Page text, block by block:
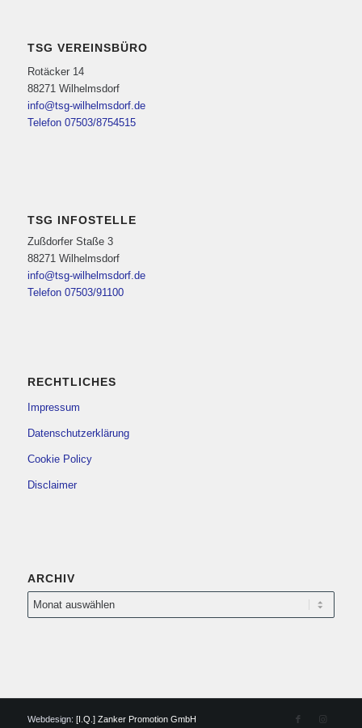
TSG VEREINSBÜRO
Rotäcker 14
88271 Wilhelmsdorf
info@tsg-wilhelmsdorf.de
Telefon 07503/8754515
TSG INFOSTELLE
Zußdorfer Staße 3
88271 Wilhelmsdorf
info@tsg-wilhelmsdorf.de
Telefon 07503/91100
RECHTLICHES
Impressum
Datenschutzerklärung
Cookie Policy
Disclaimer
ARCHIV
Webdesign: [I.Q.] Zanker Promotion GmbH